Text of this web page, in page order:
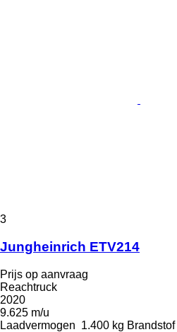
3
Jungheinrich ETV214
Prijs op aanvraag
Reachtruck
2020
9.625 m/u
Laadvermogen 1.400 kg Brandstof